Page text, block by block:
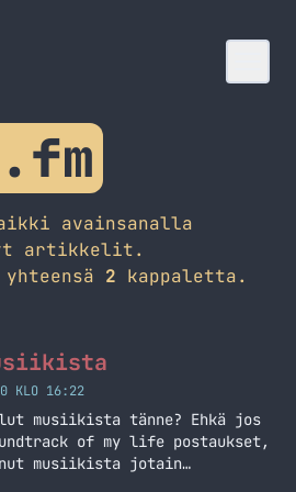
avainsanalla
artikkelit.
2 kappaletta.
KLO 16:22
musiikista tänne? Ehkä jos
of my life postaukset,
musiikista jotain
idea lähti Rollelta ja siitä